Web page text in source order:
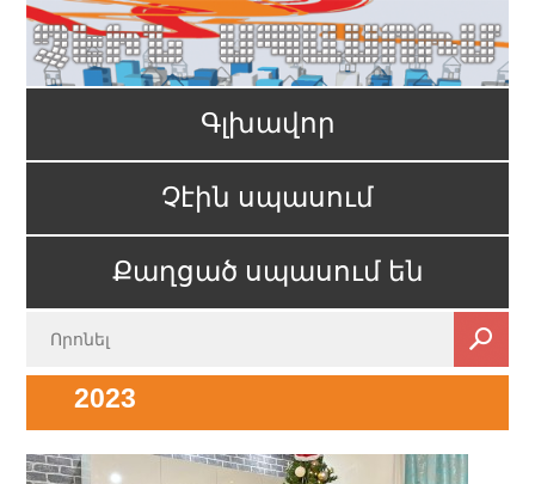
Գլխավոր
Չէին սպասում
Քաղցած սպասում են
2023